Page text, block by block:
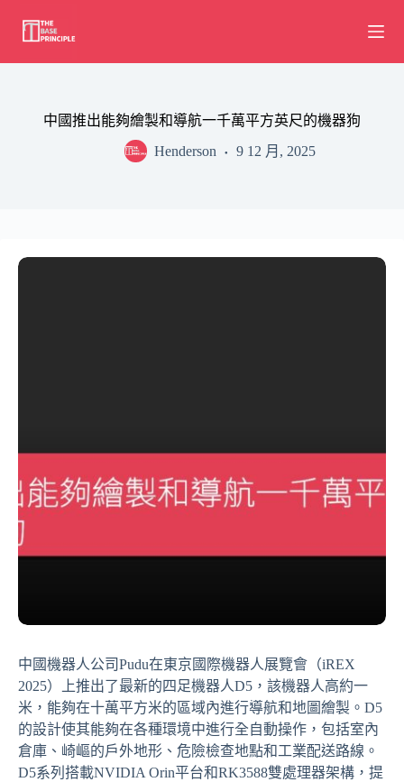
content
中國推出能夠繪製和導航一千萬平方英尺的機器狗
Henderson
9 12 月, 2025
中國機器人公司Pudu在東京國際機器人展覽會（iREX
2025）上推出了最新的四足機器人D5，該機器人高約一
米，能夠在十萬平方米的區域內進行導航和地圖繪製。D5
的設計使其能夠在各種環境中進行全自動操作，包括室內
倉庫、崎嶇的戶外地形、危險檢查地點和工業配送路線。
D5系列搭載NVIDIA Orin平台和RK3588雙處理器架構，提